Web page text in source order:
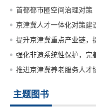
首都都市圈空间治理对策
京津冀人才一体化对策建
提升京津冀重点产业链，
强化非遗系统性保护，完
推进京津冀养老服务人才
主题图书